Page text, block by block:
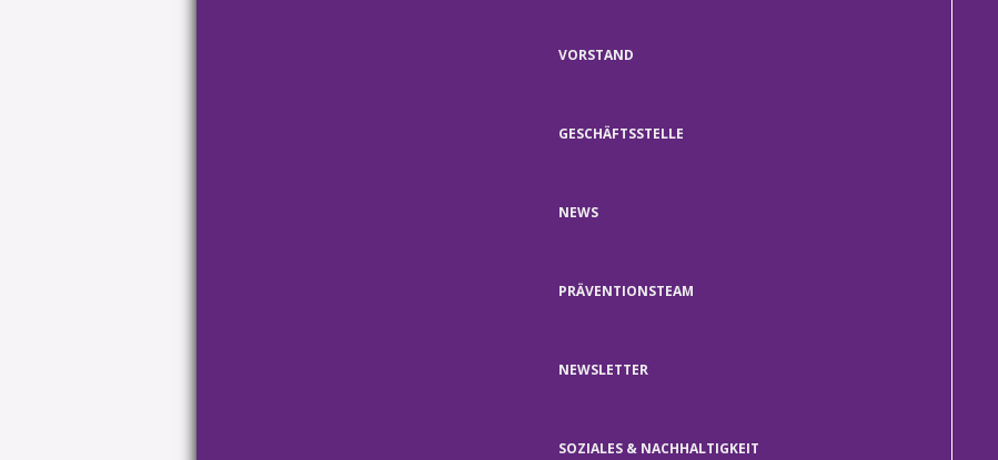
VORSTAND
GESCHÄFTSSTELLE
NEWS
PRÄVENTIONSTEAM
NEWSLETTER
SOZIALES & NACHHALTIGKEIT